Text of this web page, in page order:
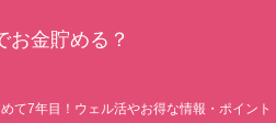
お金貯める？
て7年目！ウェル活やお得な情報・ポイント